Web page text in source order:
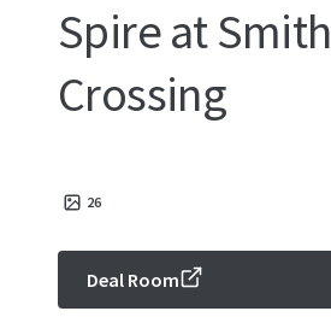
Spire at Smith
Crossing
26
Deal Room